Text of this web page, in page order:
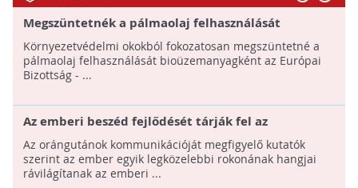
Megszüntetnék a pálmaolaj felhasználását
bioüzemanyagként
Környezetvédelmi okokból fokozatosan megszüntetné a
pálmaolaj felhasználását bioüzemanyagként az Európai
Bizottság - ...
Az emberi beszéd fejlődését tárják fel az
orangutánok hangjai
Az orángutánok kommunikációját megfigyelő kutatók
szerint az ember egyik legközelebbi rokonának hangjai
rávilágítanak az emberi ...